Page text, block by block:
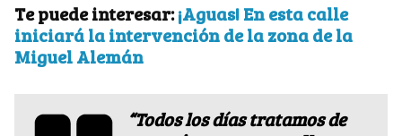
Te puede interesar:¡Aguas! En esta calle
iniciará la intervención de la zona de la
Miguel Alemán
“Todos los días tratamos de